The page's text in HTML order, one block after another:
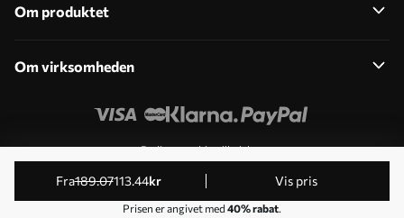
fra189.07113.44kr Vis pris
Prisen er angivet med 40% rabat.
Om produktet
Om virksomheden
Rediger cookie-tilladelser
© 2011-2026 Uwalls . Alle rettigheder forbeholdes. Drives
af KLW Sp. z o.o. VAT ID: PL9223057591.